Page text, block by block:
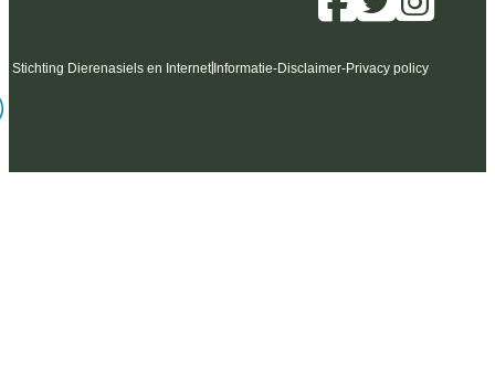
Stichting Dierenasiels en Internet Informatie-Disclaimer-Privacy policy